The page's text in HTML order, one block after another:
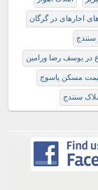
اجارهای در گرگان
سنندج
در یوسف رضا ورامین
مسکن یاسوج
سنندج